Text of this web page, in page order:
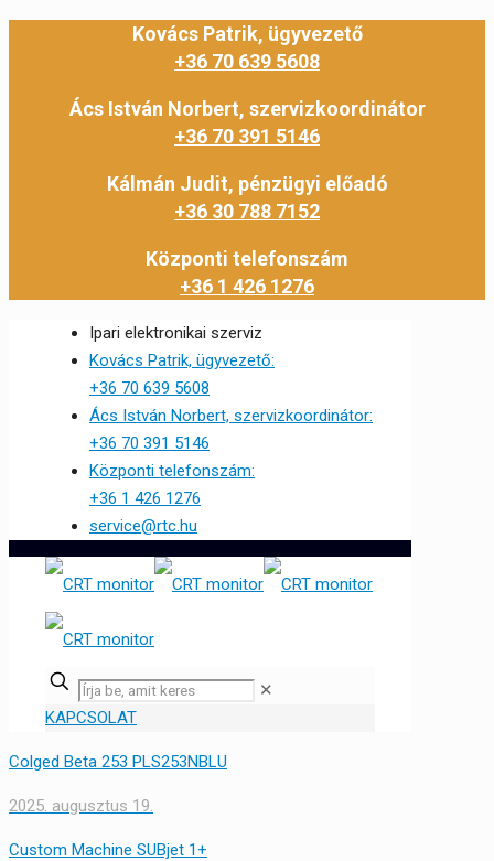
Kovács Patrik, ügyvezető
+36 70 639 5608
Ács István Norbert, szervizkoordinátor
+36 70 391 5146
Kálmán Judit, pénzügyi előadó
+36 30 788 7152
Központi telefonszám
+36 1 426 1276
Ipari elektronikai szerviz
Kovács Patrik, ügyvezető:
+36 70 639 5608
Ács István Norbert, szervizkoordinátor:
+36 70 391 5146
Központi telefonszám:
+36 1 426 1276
service@rtc.hu
✕
KAPCSOLAT
Colged Beta 253 PLS253NBLU
2025. augusztus 19.
Custom Machine SUBjet 1+